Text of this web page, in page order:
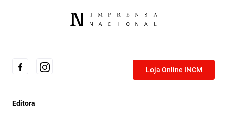
Loja Online INCM
Editora